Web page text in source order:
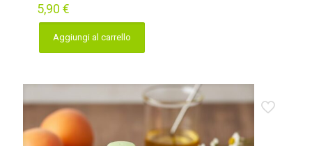
5,90 €
Aggiungi al carrello